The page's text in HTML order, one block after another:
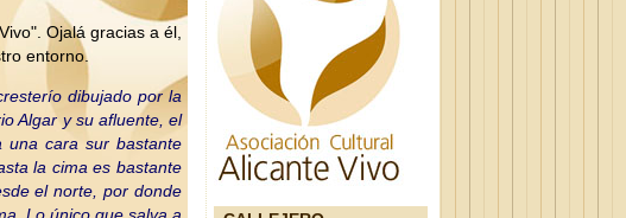
Ojalá gracias a él,
entorno.
dibujado por la
Algar y su afluente, el
una cara sur bastante
la cima es bastante
el norte, por donde